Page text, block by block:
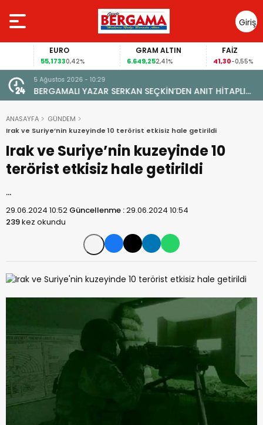
Giriş
Yap
EURO
55,17330,42%
GRAM ALTIN
6.649,252,41%
FAİZ
41,30-0,55%
5 Ağustos 2026 - 10:29
BERGAMALI YAZAR SERKAN SEÇKİN’DEN ANIT HİTAPLI
KİTAP: “PERGAMON’DAN ARTVİN’E”
ANASAYFA
GÜNDEM
Irak ve Suriye’nin kuzeyinde 10 terörist etkisiz hale getirildi
Irak ve Suriye’nin kuzeyinde 10
terörist etkisiz hale getirildi
…
29.06.2024 10:52 Güncellenme :29.06.2024 10:54
239kez okundu